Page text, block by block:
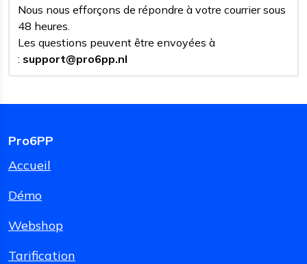
Nous nous efforçons de répondre à votre courrier sous
48 heures.
Les questions peuvent être envoyées à
: support@pro6pp.nl
Pro6PP
Accueil
Démo
Webshop
Tarification